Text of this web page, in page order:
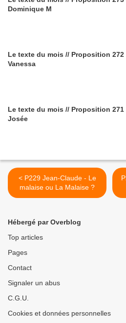
Dominique M
Le texte du mois // Proposition 272
Vanessa
Le texte du mois // Proposition 271
Josée
< P229 Jean-Claude - Le
malaise ou La Malaise ?
Hébergé par Overblog
Top articles
Pages
Contact
Signaler un abus
C.G.U.
Cookies et données personnelles